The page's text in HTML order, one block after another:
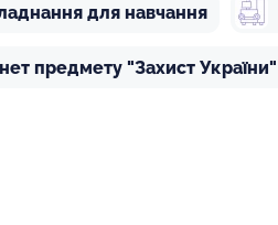
для навчання
предмету "Захист України"